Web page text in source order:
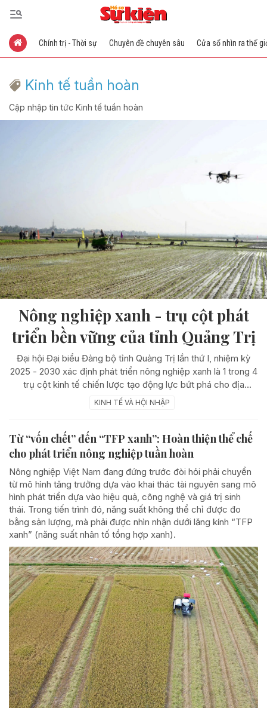
Chính trị - Thời sự Chuyên đề chuyên sâu Cửa sổ nhìn ra thế
Kinh tế tuần hoàn
Cập nhập tin tức Kinh tế tuần hoàn
Nông nghiệp xanh - trụ cột phát
triển bền vững của tỉnh Quảng Trị
Đại hội Đại biểu Đảng bộ tỉnh Quảng Trị lần thứ I, nhiệm kỳ
2025 - 2030 xác định phát triển nông nghiệp xanh là 1 trong 4
trụ cột kinh tế chiến lược tạo động lực bứt phá cho địa
phương trong giai đoạn mới.
KINH TẾ VÀ HỘI NHẬP
Từ “vốn chết” đến “TFP xanh”: Hoàn thiện thể chế
cho phát triển nông nghiệp tuần hoàn
Nông nghiệp Việt Nam đang đứng trước đòi hỏi phải chuyển
từ mô hình tăng trưởng dựa vào khai thác tài nguyên sang mô
hình phát triển dựa vào hiệu quả, công nghệ và giá trị sinh
thái. Trong tiến trình đó, năng suất không thể chỉ được đo
bằng sản lượng, mà phải được nhìn nhận dưới lăng kính “TFP
xanh” (năng suất nhân tố tổng hợp xanh).